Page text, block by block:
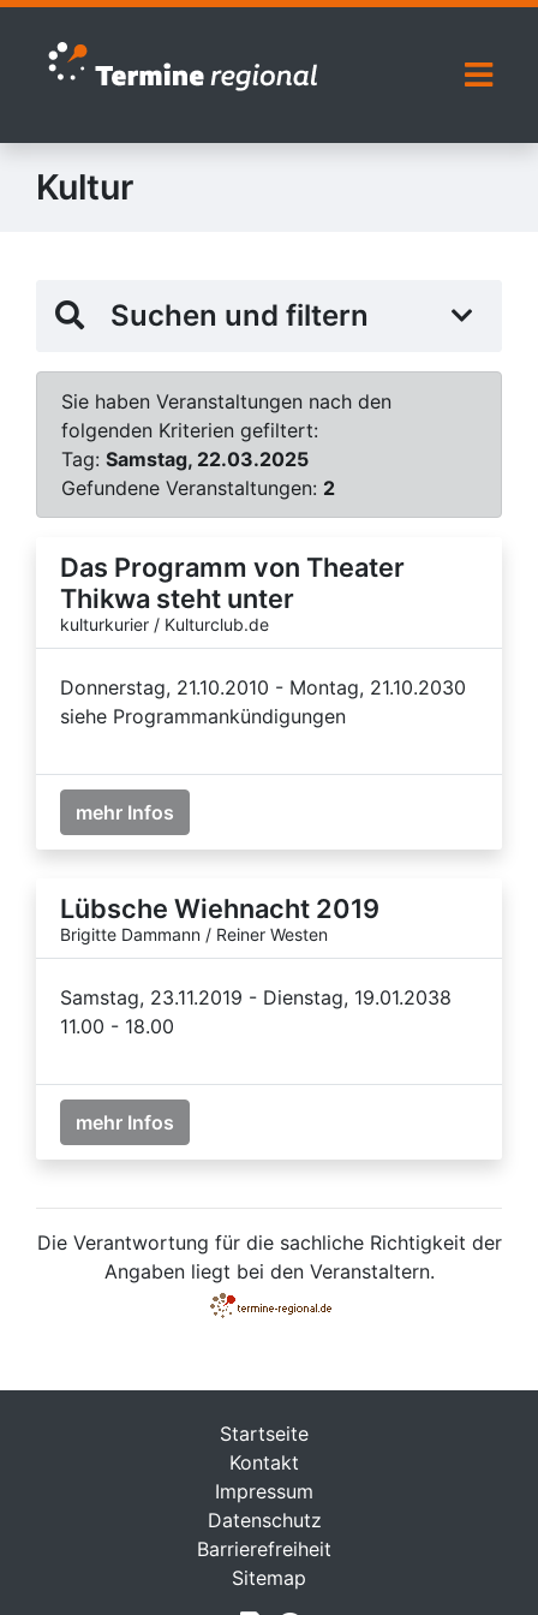
Zur Navigation springen
Zum Inhalt springen
Kultur
Suchen und filtern
Sie haben Veranstaltungen nach den
folgenden Kriterien gefiltert:
Tag: Samstag, 22.03.2025
Gefundene Veranstaltungen: 2
Das Programm von Theater
Thikwa steht unter
kulturkurier / Kulturclub.de
Donnerstag, 21.10.2010 - Montag, 21.10.2030
siehe Programmankündigungen
mehr Infos
Lübsche Wiehnacht 2019
Brigitte Dammann / Reiner Westen
Samstag, 23.11.2019 - Dienstag, 19.01.2038
11.00 - 18.00
mehr Infos
Die Verantwortung für die sachliche Richtigkeit der
Angaben liegt bei den Veranstaltern.
Startseite
Kontakt
Impressum
Datenschutz
Barrierefreiheit
Sitemap